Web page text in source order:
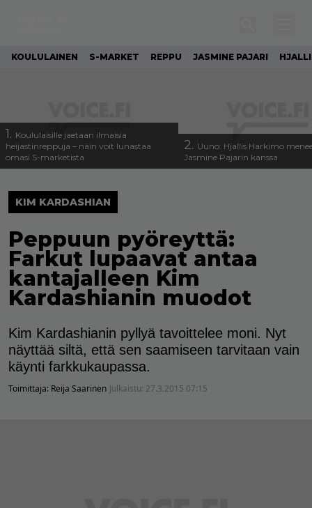
KOULULAINEN S-MARKET REPPU JASMINE PAJARI
1. Koululaisille jaetaan ilmaisia
heijastinreppuja – näin voit lunastaa
omasi S-marketista
2. Uuno: Hjallis Harkimo
Jasmine Pajarin kanssa
KIM KARDASHIAN
Peppuun pyöreyttä:
Farkut lupaavat antaa
kantajalleen Kim
Kardashianin muodot
Kim Kardashianin pyllyä tavoittelee moni. Nyt
näyttää siltä, että sen saamiseen tarvitaan vain
käynti farkkukaupassa.
Toimittaja: Reija Saarinen Julkaistu: 27.3.2015 07:15